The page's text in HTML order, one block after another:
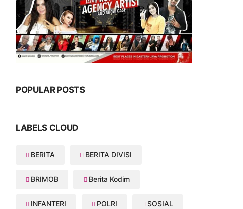
POPULAR POSTS
LABELS CLOUD
BERITA BERITA DIVISI
BRIMOB Berita Kodim
INFANTERI POLRI SOSIAL